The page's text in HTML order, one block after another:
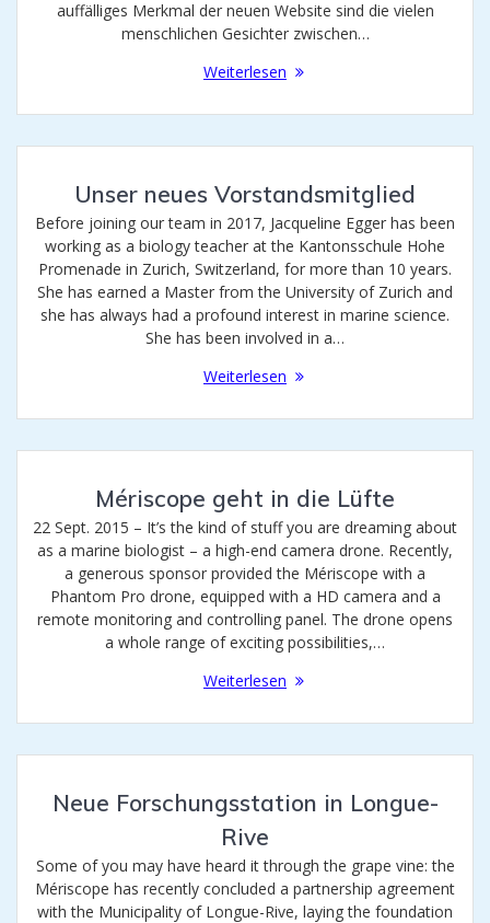
auffälliges Merkmal der neuen Website sind die vielen
menschlichen Gesichter zwischen…
Weiterlesen
Unser neues Vorstandsmitglied
Before joining our team in 2017, Jacqueline Egger has been
working as a biology teacher at the Kantonsschule Hohe
Promenade in Zurich, Switzerland, for more than 10 years.
She has earned a Master from the University of Zurich and
she has always had a profound interest in marine science.
She has been involved in a…
Weiterlesen
Mériscope geht in die Lüfte
22 Sept. 2015 – It’s the kind of stuff you are dreaming about
as a marine biologist – a high-end camera drone. Recently,
a generous sponsor provided the Mériscope with a
Phantom Pro drone, equipped with a HD camera and a
remote monitoring and controlling panel. The drone opens
a whole range of exciting possibilities,…
Weiterlesen
Neue Forschungsstation in Longue-
Rive
Some of you may have heard it through the grape vine: the
Mériscope has recently concluded a partnership agreement
with the Municipality of Longue-Rive, laying the foundation